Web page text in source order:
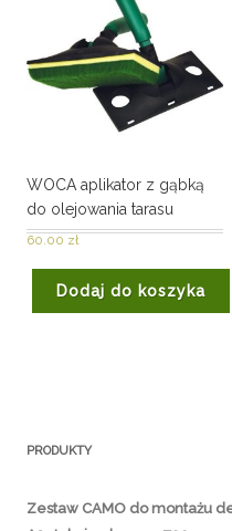
WOCA aplikator z gąbką
do olejowania tarasu
60.00 zł
Dodaj do koszyka
PRODUKTY
Zestaw CAMO do montażu